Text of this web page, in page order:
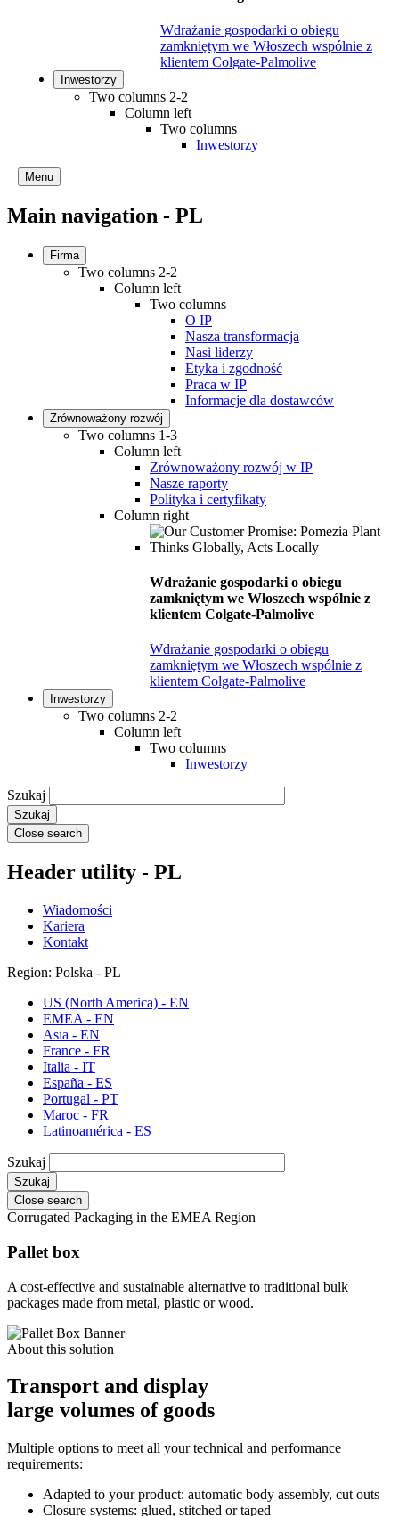
Wdrażanie gospodarki o obiegu
zamkniętym we Włoszech wspólnie z
klientem Colgate-Palmolive
Inwestorzy
Two columns 2-2
Column left
Two columns
Inwestorzy
Menu
Main navigation - PL
Firma
Two columns 2-2
Column left
Two columns
O IP
Nasza transformacja
Nasi liderzy
Etyka i zgodność
Praca w IP
Informacje dla dostawców
Zrównoważony rozwój
Two columns 1-3
Column left
Zrównoważony rozwój w IP
Nasze raporty
Polityka i certyfikaty
Column right
Wdrażanie gospodarki o obiegu
zamkniętym we Włoszech wspólnie z
klientem Colgate-Palmolive
Wdrażanie gospodarki o obiegu
zamkniętym we Włoszech wspólnie z
klientem Colgate-Palmolive
Inwestorzy
Two columns 2-2
Column left
Two columns
Inwestorzy
Szukaj
Close search
Header utility - PL
Wiadomości
Kariera
Kontakt
Region: Polska - PL
US (North America) - EN
EMEA - EN
Asia - EN
France - FR
Italia - IT
España - ES
Portugal - PT
Maroc - FR
Latinoamérica - ES
Szukaj
Close search
Corrugated Packaging in the EMEA Region
Pallet box
A cost-effective and sustainable alternative to traditional bulk
packages made from metal, plastic or wood.
About this solution
Transport and display
large volumes of goods
Multiple options to meet all your technical and performance
requirements:
Adapted to your product: automatic body assembly, cut outs
Closure systems: glued, stitched or taped